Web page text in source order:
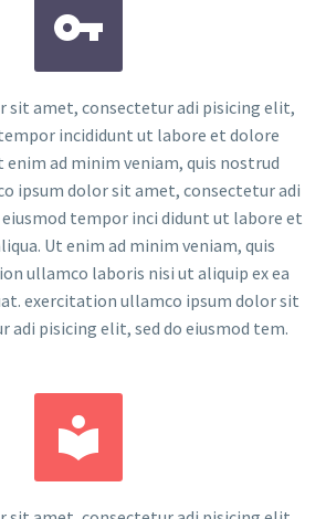


sit amet, consectetur adi pisicing elit,
incididunt ut labore et dolore
enim ad minim veniam, quis nostrud
ipsum dolor sit amet, consectetur adi
tempor inci didunt ut labore et
Ut enim ad minim veniam, quis
ullamco laboris nisi ut aliquip ex ea
exercitation ullamco ipsum dolor sit
adi pisicing elit, sed do eiusmod tem.

